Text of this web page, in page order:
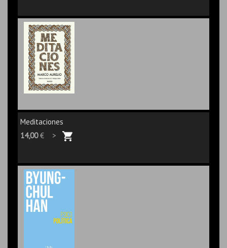
Meditaciones
14,00€ >